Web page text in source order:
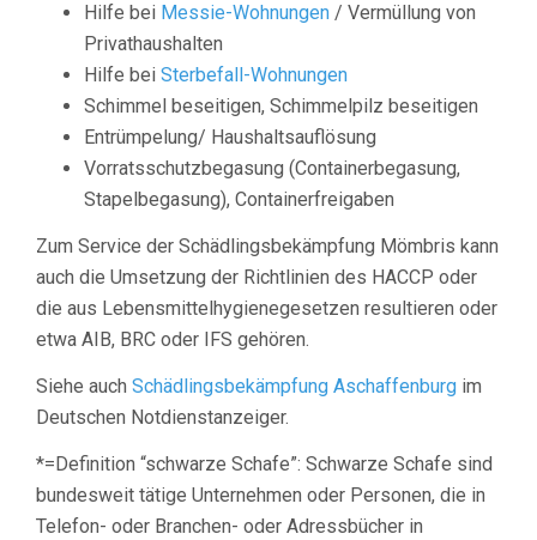
Hilfe bei Messie-Wohnungen / Vermüllung von
Privathaushalten
Hilfe bei Sterbefall-Wohnungen
Schimmel beseitigen, Schimmelpilz beseitigen
Entrümpelung/ Haushaltsauflösung
Vorratsschutzbegasung (Containerbegasung,
Stapelbegasung), Containerfreigaben
Zum Service der Schädlingsbekämpfung Mömbris kann
auch die Umsetzung der Richtlinien des HACCP oder
die aus Lebensmittelhygienegesetzen resultieren oder
etwa AIB, BRC oder IFS gehören.
Siehe auch Schädlingsbekämpfung Aschaffenburg im
Deutschen Notdienstanzeiger.
*=Definition “schwarze Schafe”: Schwarze Schafe sind
bundesweit tätige Unternehmen oder Personen, die in
Telefon- oder Branchen- oder Adressbücher in